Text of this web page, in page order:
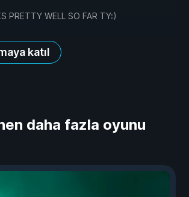
PRETTY WELL SO FAR TY:)
katıl
daha fazla oyunu